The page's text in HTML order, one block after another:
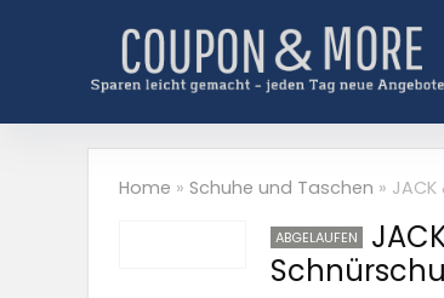
Home » Schuhe und Taschen »
ABGELAUFEN